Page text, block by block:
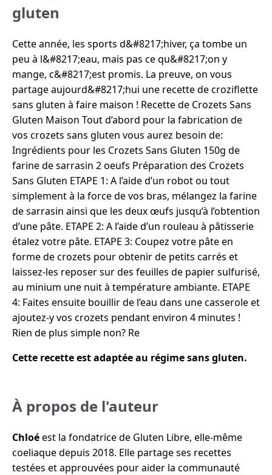
gluten
Cette année, les sports d&#8217;hiver, ça tombe un
peu à l&#8217;eau, mais pas ce qu&#8217;on y
mange, c&#8217;est promis. La preuve, on vous
partage aujourd&#8217;hui une recette de croziflette
sans gluten à faire maison ! Recette de Crozets Sans
Gluten Maison Tout d’abord pour la fabrication de
vos crozets sans gluten vous aurez besoin de:
Ingrédients pour les Crozets Sans Gluten 150g de
farine de sarrasin 2 oeufs Préparation des Crozets
Sans Gluten ETAPE 1: A l’aide d’un robot ou tout
simplement à la force de vos bras, mélangez la farine
de sarrasin ainsi que les deux œufs jusqu’à l’obtention
d’une pâte. ETAPE 2: A l’aide d’un rouleau à pâtisserie
étalez votre pâte. ETAPE 3: Coupez votre pâte en
forme de crozets pour obtenir de petits carrés et
laissez-les reposer sur des feuilles de papier sulfurisé,
au minium une nuit à température ambiante. ETAPE
4: Faites ensuite bouillir de l’eau dans une casserole et
ajoutez-y vos crozets pendant environ 4 minutes !
Rien de plus simple non? Re
Cette recette est adaptée au régime sans gluten.
À propos de l'auteur
Chloéest la fondatrice de Gluten Libre, elle-même
coeliaque depuis 2018. Elle partage ses recettes
testées et approuvées pour aider la communauté